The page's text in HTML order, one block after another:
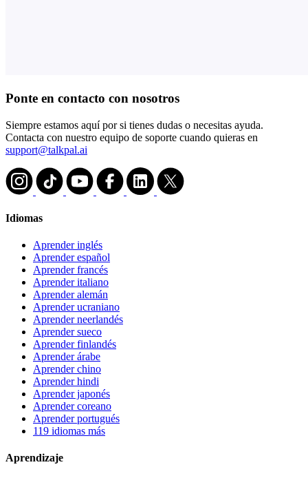
Ponte en contacto con nosotros
Siempre estamos aquí por si tienes dudas o necesitas ayuda.
Contacta con nuestro equipo de soporte cuando quieras en
support@talkpal.ai
Idiomas
Aprender inglés
Aprender español
Aprender francés
Aprender italiano
Aprender alemán
Aprender ucraniano
Aprender neerlandés
Aprender sueco
Aprender finlandés
Aprender árabe
Aprender chino
Aprender hindi
Aprender japonés
Aprender coreano
Aprender portugués
119 idiomas más
Aprendizaje